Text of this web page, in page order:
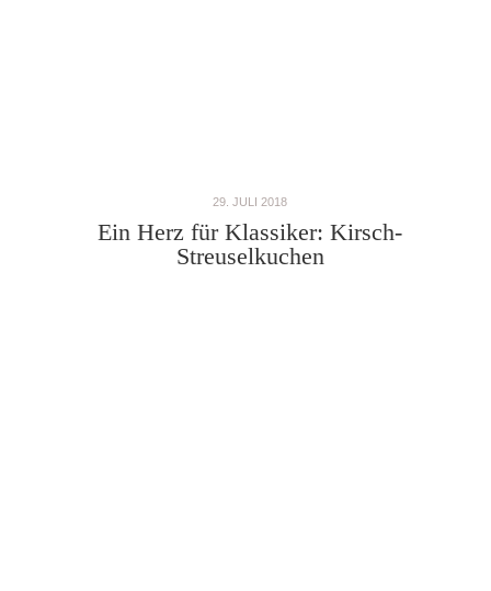
29. JULI 2018
Ein Herz für Klassiker: Kirsch-
Streuselkuchen